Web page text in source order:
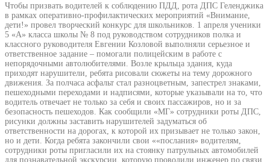
Чтобы призвать водителей к соблюдению ПДД, рота ДПС Геленджика
в рамках оперативно-профилактических мероприятий «Внимание,
дети!» провел творческий конкурс для школьников. 1 апреля ученики
5 «А» класса школы № 8 под руководством сотрудников полка и
классного руководителя Евгении Козловой выполняли серьезное и
ответственное задание – помогали полицейским в работе с
непорядочными автолюбителями. Возле крыльца здания, куда
приходят нарушители, ребята рисовали сюжеты на тему дорожного
движения. За полчаса асфальт стал разноцветным, запестрел знаками,
пешеходными переходами и надписями, которые указывали на то, что
водитель отвечает не только за себя и своих пассажиров, но и за
безопасность пешеходов. Как сообщили «МГ» сотрудники роты ДПС,
рисунки должны заставить нарушителей задуматься об
ответственности на дорогах, к которой их призывает не только закон,
но и дети. Когда ребята закончили свои ««послания» водителям,
сотрудники роты пригласили их на стоянку патрульных автомобилей
для познавательной экскурсии, которую проводили инженер по связи